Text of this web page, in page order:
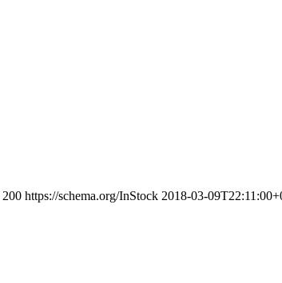
200 https://schema.org/InStock 2018-03-